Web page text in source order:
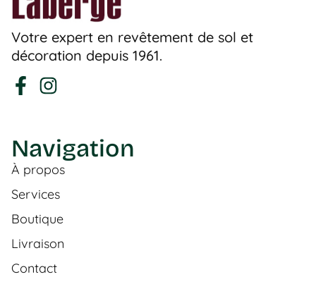
Votre expert en revêtement de sol et
décoration depuis 1961.
Navigation
À propos
Services
Boutique
Livraison
Contact